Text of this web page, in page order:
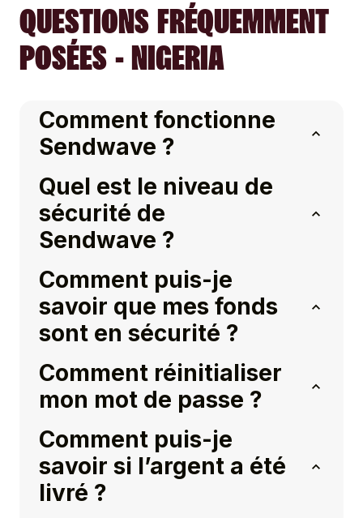
QUESTIONS FRÉQUEMMENT
POSÉES - NIGERIA
Comment fonctionne
Sendwave ?
Quel est le niveau de
sécurité de
Sendwave ?
Comment puis-je
savoir que mes fonds
sont en sécurité ?
Comment réinitialiser
mon mot de passe ?
Comment puis-je
savoir si l’argent a été
livré ?